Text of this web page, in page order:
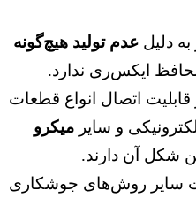
دلیل عدم تولید هیچ‌گونه
ایکس‌ری ندارد.
اتصال انواع قطعات
و سایر میکرو
شکل آن دارند.
سایر روش‌های جوشکاری